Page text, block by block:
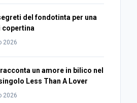
del fondotinta per una
copertina
2026
un amore in bilico nel
Less Than A Lover
2026